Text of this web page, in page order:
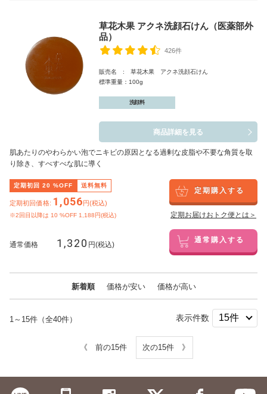
草花木果 アクネ洗顔石けん（医薬部外
品）
426件
販売名 : 草花木果 アクネ洗顔石けん
標準重量：100g
洗顔料
商品詳細を見る
肌あたりのやわらかい泡でニキビの原因となる過剰な皮脂や不要な角質を取
り除き、すべすべな肌に導く
定期初回 20 %OFF 送料無料
定期初回価格: 1,056円(税込)
※2回目以降は 10 %OFF 1,188円(税込)
定期購入する
定期お届けおトク便とは＞
通常価格 1,320 円(税込) 通常購入する
新着順 価格が安い 価格が高い
1～15件（全40件） 表示件数
《 前の15件 次の15件 》